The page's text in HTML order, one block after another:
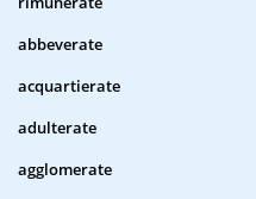
abbeverate
acquartierate
adulterate
agglomerate